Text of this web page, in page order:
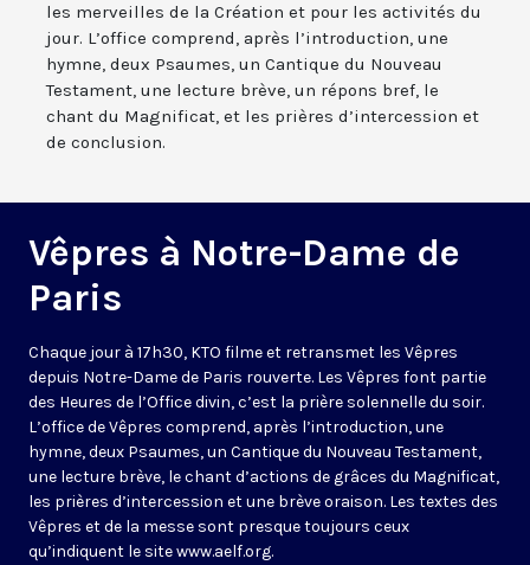
les merveilles de la Création et pour les activités du
jour. L’office comprend, après l’introduction, une
hymne, deux Psaumes, un Cantique du Nouveau
Testament, une lecture brève, un répons bref, le
chant du Magnificat, et les prières d’intercession et
de conclusion.
Vêpres à Notre-Dame de
Paris
Chaque jour à 17h30, KTO filme et retransmet les Vêpres
depuis Notre-Dame de Paris rouverte. Les Vêpres font partie
des Heures de l’Office divin, c’est la prière solennelle du soir.
L’office de Vêpres comprend, après l’introduction, une
hymne, deux Psaumes, un Cantique du Nouveau Testament,
une lecture brève, le chant d’actions de grâces du Magnificat,
les prières d’intercession et une brève oraison. Les textes des
Vêpres et de la messe sont presque toujours ceux
qu’indiquent le sitewww.aelf.org.